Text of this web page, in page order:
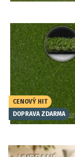
CENOVÝ HIT
DOPRAVA ZDARMA